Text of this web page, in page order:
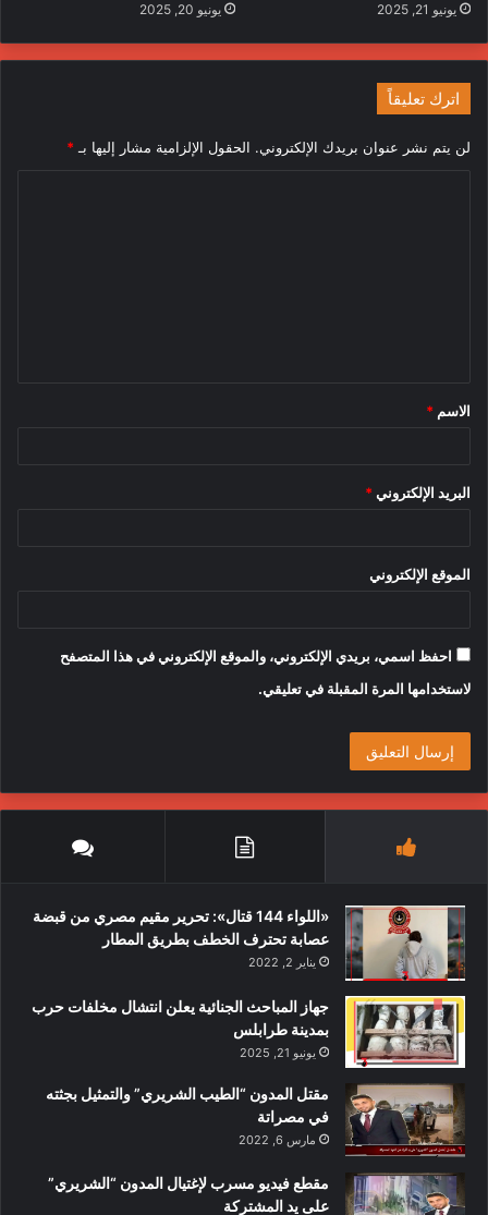
يونيو 21, 2025 يونيو 20, 2025
اترك تعليقاً
لن يتم نشر عنوان بريدك الإلكتروني. الحقول الإلزامية مشار إليها بـ *
*
الاسم *
البريد الإلكتروني *
الموقع الإلكتروني
احفظ اسمي، بريدي الإلكتروني، والموقع الإلكتروني في هذا المتصفح
لاستخدامها المرة المقبلة في تعليقي.
«اللواء 144 قتال»: تحرير مقيم مصري من قبضة
عصابة تحترف الخطف بطريق المطار
يناير 2, 2022
جهاز المباحث الجنائية يعلن انتشال مخلفات حرب
بمدينة طرابلس
يونيو 21, 2025
مقتل المدون “الطيب الشريري” والتمثيل بجثته
في مصراتة
مارس 6, 2022
مقطع فيديو مسرب لإغتيال المدون “الشريري”
على يد المشتركة